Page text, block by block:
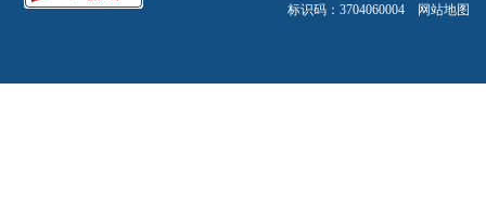
标识码：3704060004 网站地图